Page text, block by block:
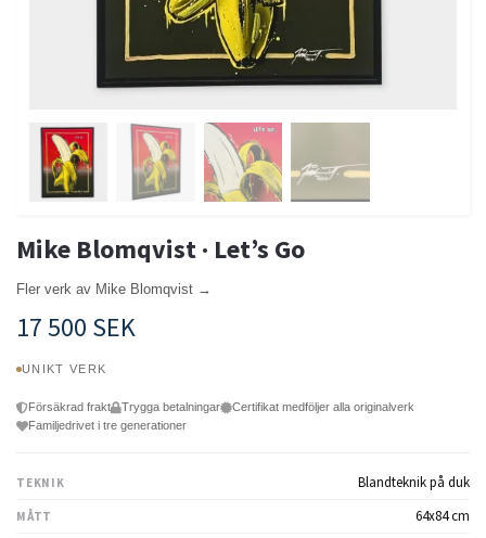
Mike Blomqvist · Let’s Go
Fler verk av Mike Blomqvist →
17 500 SEK
UNIKT VERK
Försäkrad frakt Trygga betalningar
Certifikat medföljer alla originalverk
Familjedrivet i tre generationer
TEKNIK Blandteknik på duk
MÅTT 64x84 cm